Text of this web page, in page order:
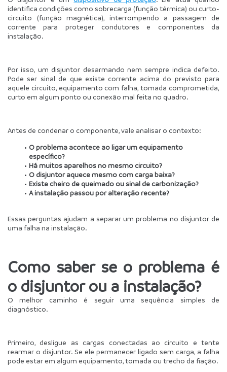
identifica condições como sobrecarga (função térmica) ou curto-
circuito (função magnética), interrompendo a passagem de
corrente para proteger condutores e componentes da
instalação.
Por isso, um disjuntor desarmando nem sempre indica defeito.
Pode ser sinal de que existe corrente acima do previsto para
aquele circuito, equipamento com falha, tomada comprometida,
curto em algum ponto ou conexão mal feita no quadro.
Antes de condenar o componente, vale analisar o contexto:
O problema acontece ao ligar um equipamento
específico?
Há muitos aparelhos no mesmo circuito?
O disjuntor aquece mesmo com carga baixa?
Existe cheiro de queimado ou sinal de carbonização?
A instalação passou por alteração recente?
Essas perguntas ajudam a separar um problema no disjuntor de
uma falha na instalação.
Como saber se o problema é
o disjuntor ou a instalação?
O melhor caminho é seguir uma sequência simples de
diagnóstico.
Primeiro, desligue as cargas conectadas ao circuito e tente
rearmar o disjuntor. Se ele permanecer ligado sem carga, a falha
pode estar em algum equipamento, tomada ou trecho da fiação.